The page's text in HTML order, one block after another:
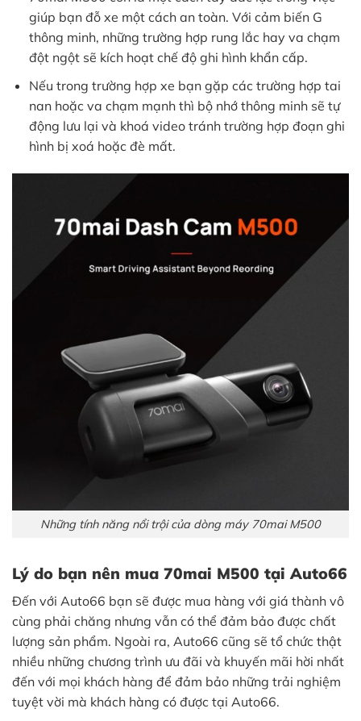
giúp bạn đỗ xe một cách an toàn. Với cảm biến G
thông minh, những trường hợp rung lắc hay va chạm
đột ngột sẽ kích hoạt chế độ ghi hình khẩn cấp.
Nếu trong trường hợp xe bạn gặp các trường hợp tai
nan hoặc va chạm mạnh thì bộ nhớ thông minh sẽ tự
động lưu lại và khoá video tránh trường hợp đoạn ghi
hình bị xoá hoặc đè mất.
Những tính năng nổi trội của dòng máy 70mai M500
Lý do bạn nên mua 70mai M500 tại Auto66
Đến với Auto66 bạn sẽ được mua hàng với giá thành vô
cùng phải chăng nhưng vẫn có thể đảm bảo được chất
lượng sản phẩm. Ngoài ra, Auto66 cũng sẽ tổ chức thật
nhiều những chương trình ưu đãi và khuyến mãi hời nhất
đến với mọi khách hàng để đảm bảo những trải nghiệm
tuyệt vời mà khách hàng có được tại Auto66.